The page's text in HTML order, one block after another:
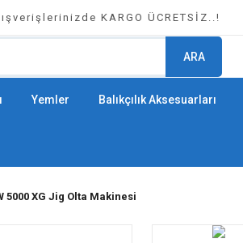
KARGO ÜCRETSİZ..!
ARA
Yemler Balıkçılık Aksesuarları
5000 XG Jig Olta Makinesi